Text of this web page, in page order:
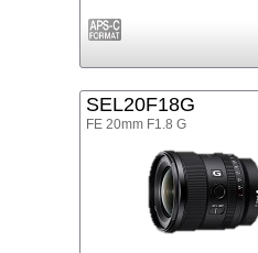
SEL20F18G
FE 20mm F1.8 G